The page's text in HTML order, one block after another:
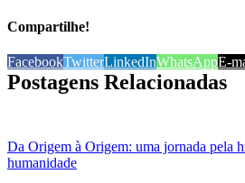
Compartilhe!
FacebookTwitterLinkedInWhatsAppE-
Postagens Relacionadas
Da Origem à Origem: uma jornada pela
humanidade